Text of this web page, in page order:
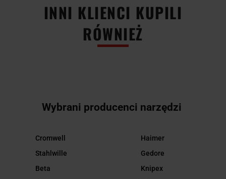
INNI KLIENCI KUPILI
RÓWNIEŻ
Wybrani producenci narzędzi
Cromwell
Stahlwille
Beta
Haimer
Gedore
Knipex